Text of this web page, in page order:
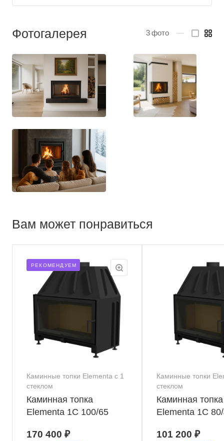
Фотогалерея 3фото —
Вам может понравиться
РЕКОМЕНДУЕМ
Каминные топки Elementa с 1
стеклом
Каминная топка
Elementa 1С 100/65
170 400 ₽
Каминные топки
стеклом
Каминная топка
Elementa 1С
101 200 ₽